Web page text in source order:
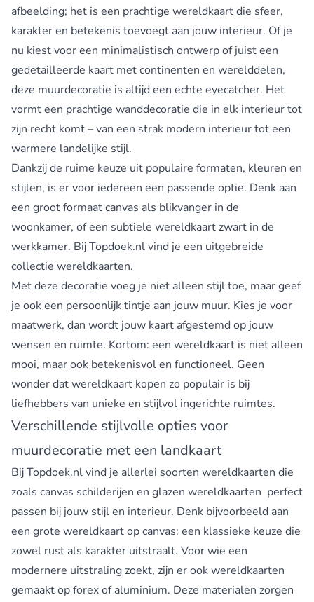
afbeelding; het is een prachtige wereldkaart die sfeer,
karakter en betekenis toevoegt aan jouw interieur. Of je
nu kiest voor een minimalistisch ontwerp of juist een
gedetailleerde kaart met continenten en werelddelen,
deze muurdecoratie is altijd een echte eyecatcher. Het
vormt een prachtige wanddecoratie die in elk interieur tot
zijn recht komt – van een strak modern interieur tot een
warmere landelijke stijl.
Dankzij de ruime keuze uit populaire formaten, kleuren en
stijlen, is er voor iedereen een passende optie. Denk aan
een groot formaat canvas als blikvanger in de
woonkamer, of een subtiele wereldkaart zwart in de
werkkamer. Bij Topdoek.nl vind je een uitgebreide
collectie wereldkaarten.
Met deze decoratie voeg je niet alleen stijl toe, maar geef
je ook een persoonlijk tintje aan jouw muur. Kies je voor
maatwerk, dan wordt jouw kaart afgestemd op jouw
wensen en ruimte. Kortom: een wereldkaart is niet alleen
mooi, maar ook betekenisvol en functioneel. Geen
wonder dat wereldkaart kopen zo populair is bij
liefhebbers van unieke en stijlvol ingerichte ruimtes.
Verschillende stijlvolle opties voor
muurdecoratie met een landkaart
Bij Topdoek.nl vind je allerlei soorten wereldkaarten die
zoals canvas schilderijen en glazen wereldkaarten perfect
passen bij jouw stijl en interieur. Denk bijvoorbeeld aan
een grote wereldkaart op canvas: een klassieke keuze die
zowel rust als karakter uitstraalt. Voor wie een
modernere uitstraling zoekt, zijn er ook wereldkaarten
gemaakt op forex of aluminium. Deze materialen zorgen